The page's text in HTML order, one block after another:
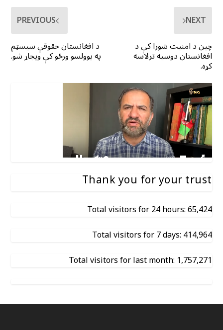
PREVIOUS
د افغانستان حقوقي سیسټم
په یوولسو ورځو کې ویجاړ شو.
NEXT
چین د امنیت شورا کې د
افغانستان دوسیه ترلاسه
کړه.
Thank you for your trust
Total visitors for 24 hours: 65,424
Total visitors for 7 days: 414,964
Total visitors for last month: 1,757,271